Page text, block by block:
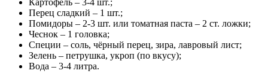
Перец сладкий – 1 шт.;
Помидоры – 2-3 шт. или томатная паста – 2 ст. ложки;
Чеснок – 1 головка;
Специи – соль, чёрный перец, зира, лавровый лист;
Зелень – петрушка, укроп (по вкусу);
Вода – 3-4 литра.